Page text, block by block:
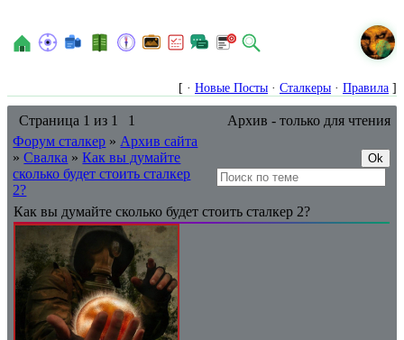
N
[ · Новые Посты · Сталкеры · Правила ]
Страница 1 из 1 1
Архив - только для чтения
Форум сталкер » Архив сайта
» Свалка » Как вы думайте
сколько будет стоить сталкер
2?
Как вы думайте сколько будет стоить сталкер 2?